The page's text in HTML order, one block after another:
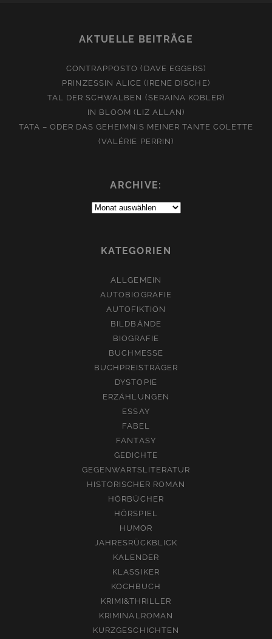
AKTUELLE BEITRÄGE
CONTRAPPOSTO (DAVE EGGERS)
PRINZESSIN ALICE (IRENE DISCHE)
TAL DER SCHWALBEN (SERAINA KOBLER)
IN BLOOM (LIZ ALLAN)
TATA – ODER DAS GEHEIMNIS MEINER TANTE COLETTE
(VALÉRIE PERRIN)
ARCHIVE:
Archive:
KATEGORIEN
ALLGEMEIN
AUTOBIOGRAFIE
AUTOFIKTION
BILDBÄNDE
BIOGRAFIE
BUCHMESSE
BUCHPREISTRÄGER
DYSTOPIE
ERZÄHLUNGEN
ESSAY
FABEL
FANTASY
GEDICHTE
GEGENWARTSLITERATUR
HISTORISCHER ROMAN
HÖRBÜCHER
HÖRSPIEL
HUMOR
JAHRESRÜCKBLICK
KALENDER
KLASSIKER
KOCHBUCH
KRIMI&THRILLER
KRIMINALROMAN
KURZGESCHICHTEN